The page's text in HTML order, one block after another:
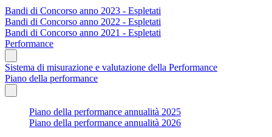
Bandi di Concorso anno 2023 - Espletati
Bandi di Concorso anno 2022 - Espletati
Bandi di Concorso anno 2021 - Espletati
Performance
Sistema di misurazione e valutazione della Performance
Piano della performance
Piano della performance annualità 2025
Piano della performance annualità 2026